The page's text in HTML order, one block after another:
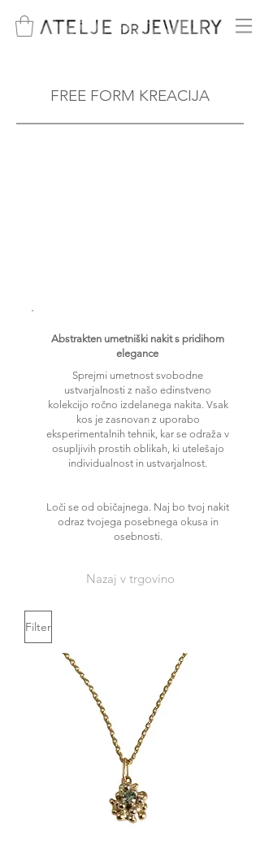
FREE FORM KREACIJA
Abstrakten umetniški nakit s pridihom
elegance
Sprejmi umetnost svobodne
ustvarjalnosti z našo edinstveno
kolekcijo ročno izdelanega nakita. Vsak
kos je zasnovan z uporabo
eksperimentalnih tehnik, kar se odraža v
osupljivih prostih oblikah, ki utelešajo
individualnost in ustvarjalnost.
Loči se od običajnega. Naj bo tvoj nakit
odraz tvojega posebnega okusa in
osebnosti.
Nazaj v trgovino
Filter